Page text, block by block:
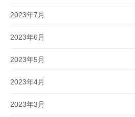
2023年7月
2023年6月
2023年5月
2023年4月
2023年3月